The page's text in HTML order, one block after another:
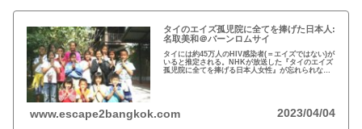
タイのエイズ孤児院に全てを捧げた日本人:
名取美和＠バーンロムサイ
タイには約45万人のHIV感染者(＝エイズではない)が
いると推定される。NHKが放送した『タイのエイズ
孤児院に全てを捧げる日本人女性』が忘れられな
www.escape2bangkok.com 2023/04/04